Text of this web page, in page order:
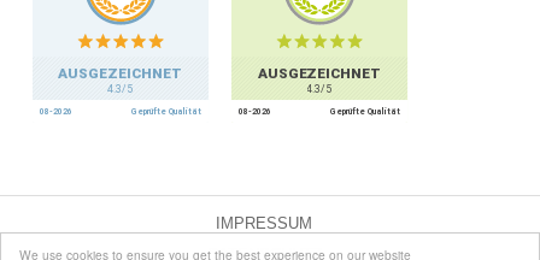
We use cookies to ensure you get the best experience on our website
IMPRESSUM
DATENSCHUTZ